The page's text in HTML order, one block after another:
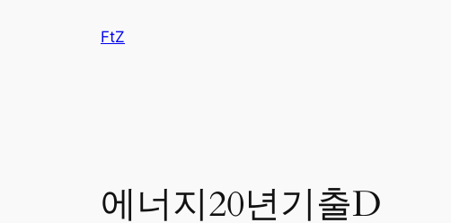
FtZ
에너지20년기출D